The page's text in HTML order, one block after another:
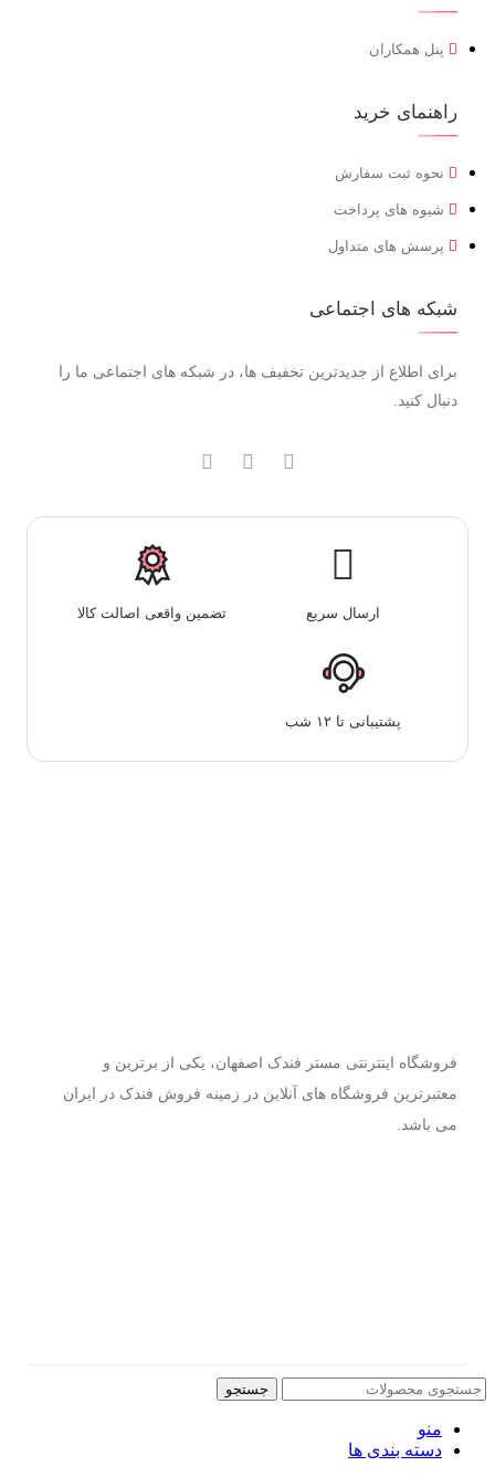
پنل همکاران
راهنمای خرید
نحوه ثبت سفارش
شیوه های پرداخت
پرسش های متداول
شبکه های اجتماعی
برای اطلاع از جدیدترین تخفیف ها، در شبکه های اجتماعی ما را
دنبال کنید.
ارسال سریع تضمین واقعی اصالت کالا
پشتیبانی تا ۱۲ شب
فروشگاه اینترنتی مستر فندک اصفهان، یکی از برترین و
معتبرترین فروشگاه های آنلاین در زمینه فروش فندک در ایران
می باشد.
جستجو
منو
دسته بندی ها